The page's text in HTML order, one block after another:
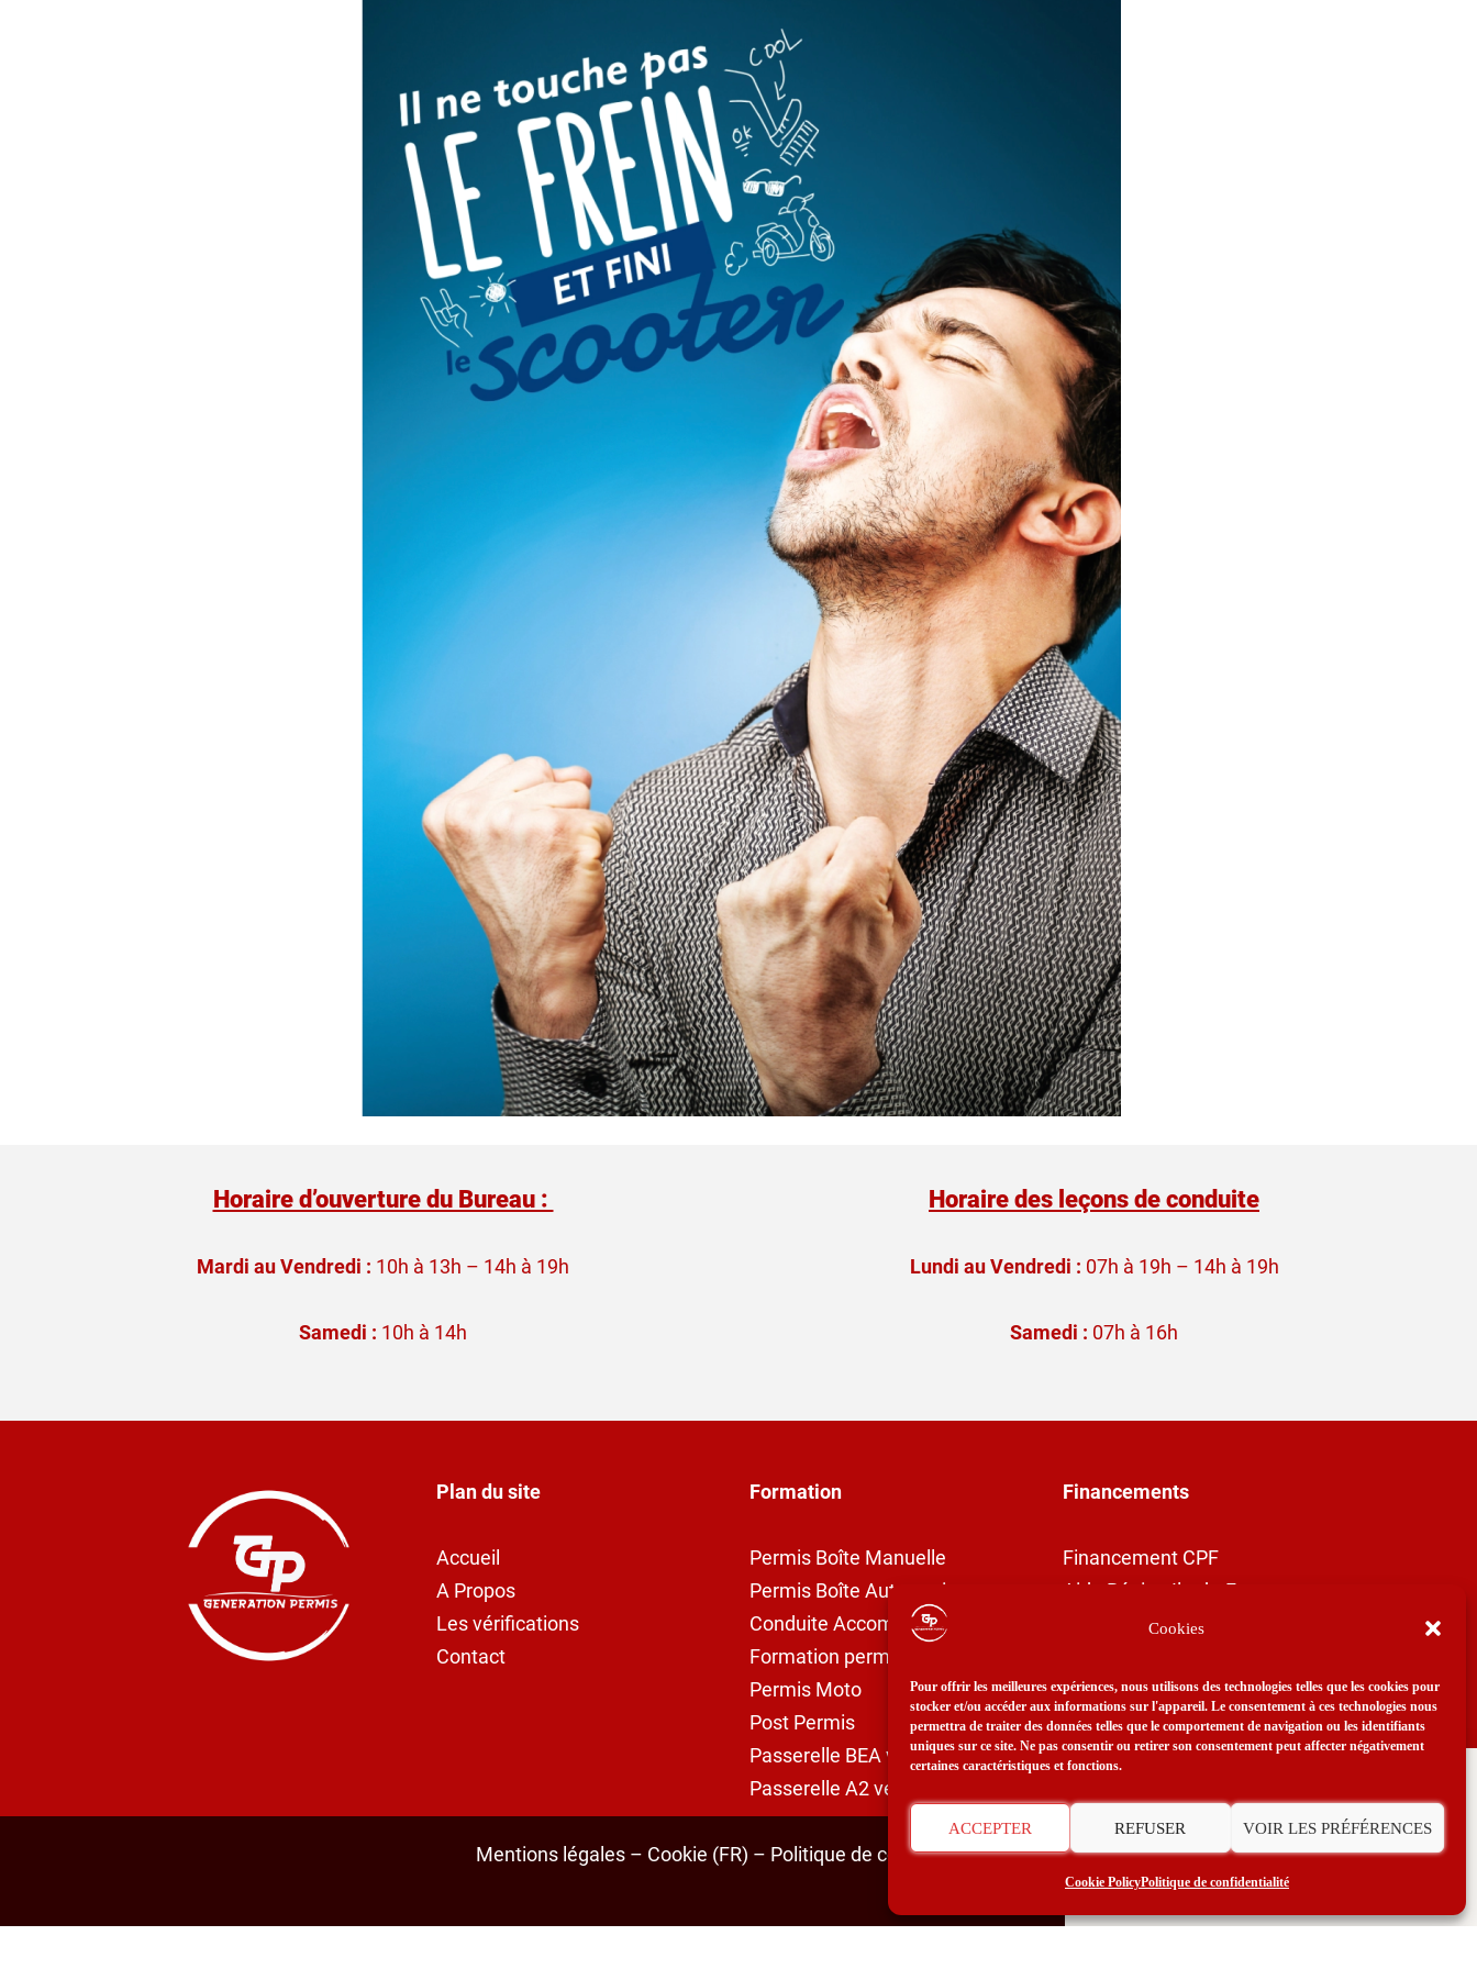
Cookies
Pour offrir les meilleures expériences, nous utilisons des technologies telles que les cookies pour
stocker et/ou accéder aux informations sur l'appareil. Le consentement à ces technologies nous
permettra de traiter des données telles que le comportement de navigation ou les identifiants
uniques sur ce site. Ne pas consentir ou retirer son consentement peut affecter négativement
certaines caractéristiques et fonctions.
ACCEPTER REFUSER VOIR LES PRÉFÉRENCES
Cookie PolicyPolitique de confidentialité
Horaire d’ouverture du Bureau :
Mardi au Vendredi : 10h à 13h – 14h à 19h
Samedi : 10h à 14h
Horaire des leçons de conduite
Lundi au Vendredi : 07h à 19h – 14h à 19h
Samedi : 07h à 16h
Plan du site
Accueil
A Propos
Les vérifications
Contact
Formation
Permis Boîte Manuelle
Permis Boîte Automatique
Conduite Accompagnée
Formation permis 125
Permis Moto
Post Permis
Passerelle BEA vers B
Passerelle A2 vers A
Financements
Financement CPF
Aide Région Ile-de-France
Mentions légales – Cookie (FR) – Politique de confidentialité
Profitez des facilités de
paiement ?
Contactez-nous